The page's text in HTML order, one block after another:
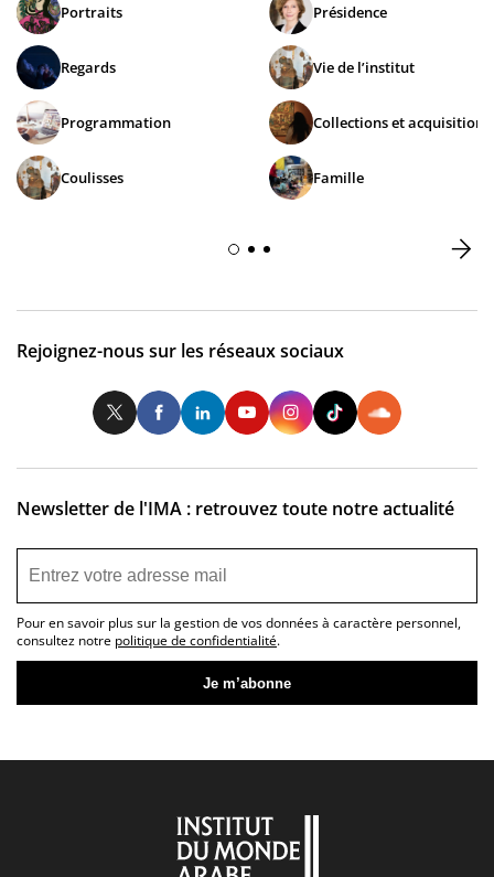
Portraits
Regards
Programmation
Coulisses
Présidence
Vie de l’institut
Collections et acquisitions
Famille
Rejoignez-nous sur les réseaux sociaux
TwitterFacebookLinkedInYoutubeInstagram
Newsletter de l'IMA : retrouvez toute notre actualité
Pour en savoir plus sur la gestion de vos données à caractère personnel,
consultez notre politique de confidentialité.